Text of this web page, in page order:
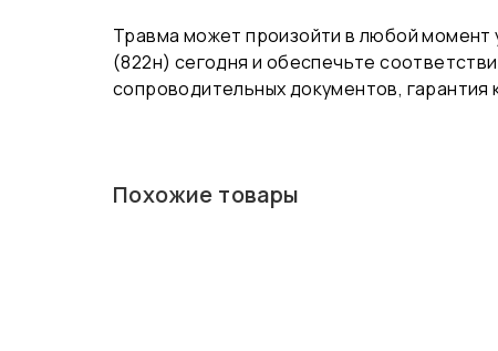
Травма может произойти в любой момент
(822н) сегодня и обеспечьте
сопроводительных документов,
Похожие товары